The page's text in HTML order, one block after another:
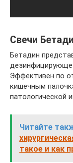
Свечи
Бетадин
Эффективен по
кишечным
патологической
Читайте
такое и как